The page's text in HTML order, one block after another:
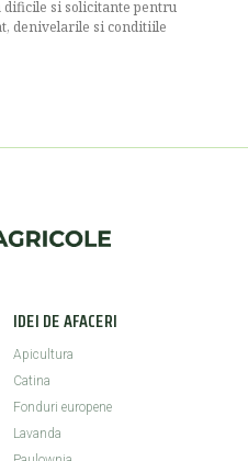
si solicitante pentru
denivelarile si conditiile
IDEI DE AFACERI
Apicultura
Catina
Fonduri europene
Lavanda